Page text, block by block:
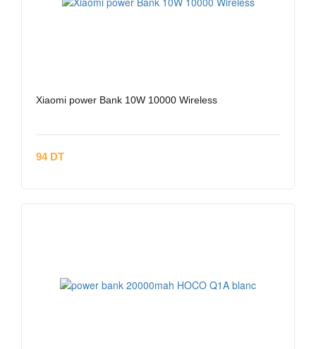
Xiaomi power Bank 10W 10000 Wireless
94 DT